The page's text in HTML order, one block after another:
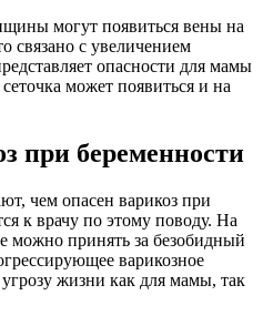
могут появиться вены на
связано с увеличением
опасности для мамы
может появиться и на
при беременности
чем опасен варикоз при
к врачу по этому поводу. На
можно принять за безобидный
варикозное
жизни как для мамы, так